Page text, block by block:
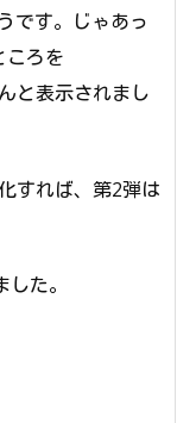
です。じゃあっ
ろを
と表示されまし
すれば、第2弾は
た。